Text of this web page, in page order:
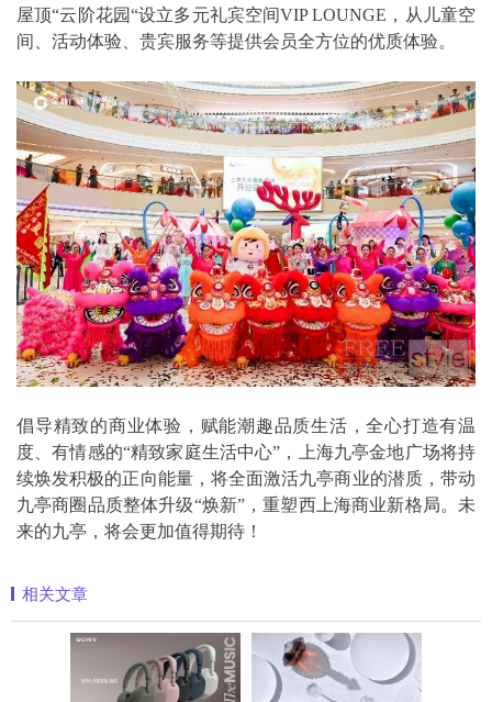
屋顶“云阶花园“设立多元礼宾空间VIP LOUNGE，从儿童空
间、活动体验、贵宾服务等提供会员全方位的优质体验。
倡导精致的商业体验，赋能潮趣品质生活，全心打造有温
度、有情感的“精致家庭生活中心”，上海九亭金地广场将持
续焕发积极的正向能量，将全面激活九亭商业的潜质，带动
九亭商圈品质整体升级“焕新”，重塑西上海商业新格局。未
来的九亭，将会更加值得期待！
相关文章